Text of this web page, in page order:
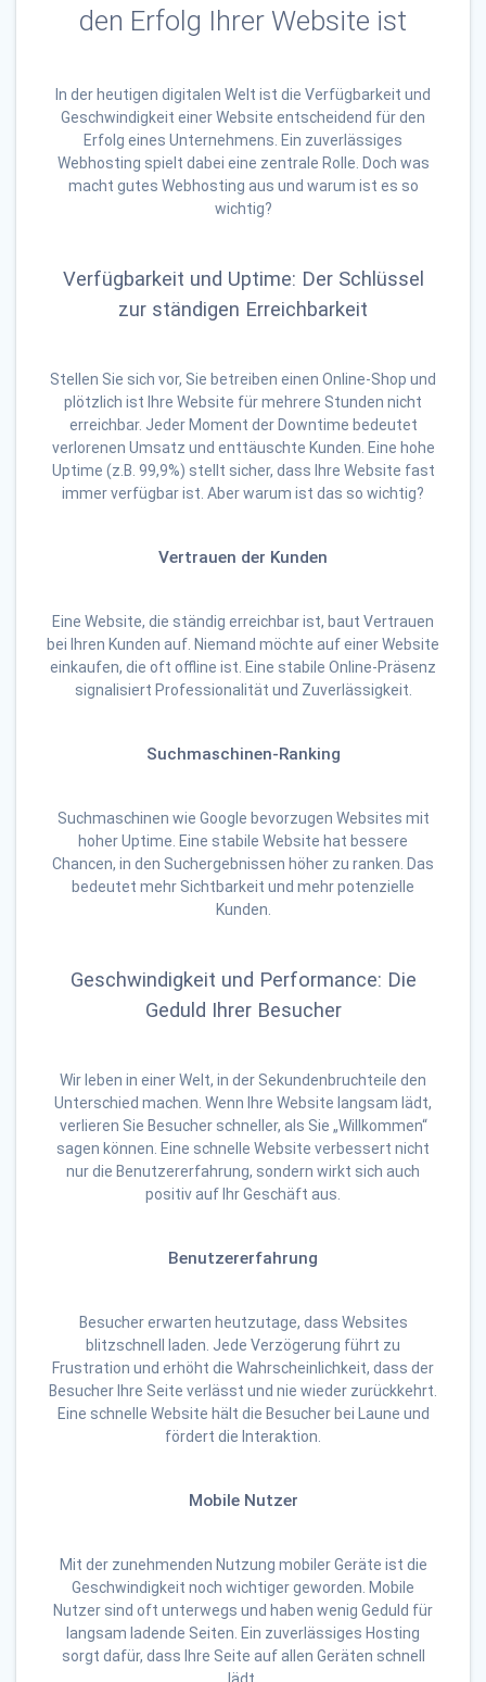
den Erfolg Ihrer Website ist
In der heutigen digitalen Welt ist die Verfügbarkeit und
Geschwindigkeit einer Website entscheidend für den
Erfolg eines Unternehmens. Ein zuverlässiges
Webhosting spielt dabei eine zentrale Rolle. Doch was
macht gutes Webhosting aus und warum ist es so
wichtig?
Verfügbarkeit und Uptime: Der Schlüssel
zur ständigen Erreichbarkeit
Stellen Sie sich vor, Sie betreiben einen Online-Shop und
plötzlich ist Ihre Website für mehrere Stunden nicht
erreichbar. Jeder Moment der Downtime bedeutet
verlorenen Umsatz und enttäuschte Kunden. Eine hohe
Uptime (z.B. 99,9%) stellt sicher, dass Ihre Website fast
immer verfügbar ist. Aber warum ist das so wichtig?
Vertrauen der Kunden
Eine Website, die ständig erreichbar ist, baut Vertrauen
bei Ihren Kunden auf. Niemand möchte auf einer Website
einkaufen, die oft offline ist. Eine stabile Online-Präsenz
signalisiert Professionalität und Zuverlässigkeit.
Suchmaschinen-Ranking
Suchmaschinen wie Google bevorzugen Websites mit
hoher Uptime. Eine stabile Website hat bessere
Chancen, in den Suchergebnissen höher zu ranken. Das
bedeutet mehr Sichtbarkeit und mehr potenzielle
Kunden.
Geschwindigkeit und Performance: Die
Geduld Ihrer Besucher
Wir leben in einer Welt, in der Sekundenbruchteile den
Unterschied machen. Wenn Ihre Website langsam lädt,
verlieren Sie Besucher schneller, als Sie „Willkommen“
sagen können. Eine schnelle Website verbessert nicht
nur die Benutzererfahrung, sondern wirkt sich auch
positiv auf Ihr Geschäft aus.
Benutzererfahrung
Besucher erwarten heutzutage, dass Websites
blitzschnell laden. Jede Verzögerung führt zu
Frustration und erhöht die Wahrscheinlichkeit, dass der
Besucher Ihre Seite verlässt und nie wieder zurückkehrt.
Eine schnelle Website hält die Besucher bei Laune und
fördert die Interaktion.
Mobile Nutzer
Mit der zunehmenden Nutzung mobiler Geräte ist die
Geschwindigkeit noch wichtiger geworden. Mobile
Nutzer sind oft unterwegs und haben wenig Geduld für
langsam ladende Seiten. Ein zuverlässiges Hosting
sorgt dafür, dass Ihre Seite auf allen Geräten schnell